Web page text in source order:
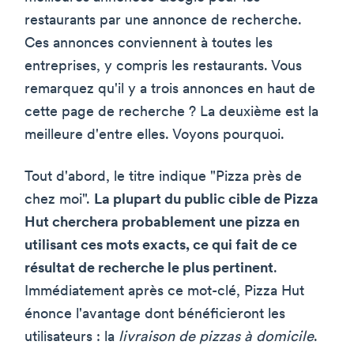
restaurants par une annonce de recherche.
Ces annonces conviennent à toutes les
entreprises, y compris les restaurants. Vous
remarquez qu'il y a trois annonces en haut de
cette page de recherche ? La deuxième est la
meilleure d'entre elles. Voyons pourquoi.
Tout d'abord, le titre indique "Pizza près de
chez moi". La plupart du public cible de Pizza
Hut cherchera probablement une pizza en
utilisant ces mots exacts, ce qui fait de ce
résultat de recherche le plus pertinent.
Immédiatement après ce mot-clé, Pizza Hut
énonce l'avantage dont bénéficieront les
utilisateurs : la livraison de pizzas à domicile.